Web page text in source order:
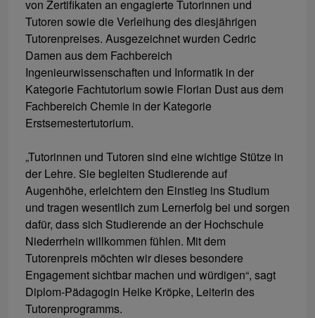
von Zertifikaten an engagierte Tutorinnen und
Tutoren sowie die Verleihung des diesjährigen
Tutorenpreises. Ausgezeichnet wurden Cedric
Damen aus dem Fachbereich
Ingenieurwissenschaften und Informatik in der
Kategorie Fachtutorium sowie Florian Dust aus dem
Fachbereich Chemie in der Kategorie
Erstsemestertutorium.
„Tutorinnen und Tutoren sind eine wichtige Stütze in
der Lehre. Sie begleiten Studierende auf
Augenhöhe, erleichtern den Einstieg ins Studium
und tragen wesentlich zum Lernerfolg bei und sorgen
dafür, dass sich Studierende an der Hochschule
Niederrhein willkommen fühlen. Mit dem
Tutorenpreis möchten wir dieses besondere
Engagement sichtbar machen und würdigen“, sagt
Diplom-Pädagogin Heike Kröpke, Leiterin des
Tutorenprogramms.